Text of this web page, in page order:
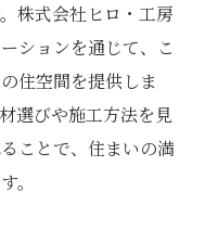
株式会社ヒロ・工房
ションを通じて、こ
住空間を提供しま
選びや施工方法を見
ことで、住まいの満
。